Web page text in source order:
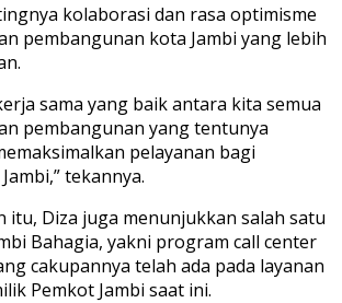
kolaborasi dan rasa optimisme
pembangunan kota Jambi yang lebih
sama yang baik antara kita semua
pembangunan yang tentunya
pelayanan bagi
tekannya.
itu, Diza juga menunjukkan salah satu
Bahagia, yakni program call center
cakupannya telah ada pada layanan
Pemkot Jambi saat ini.